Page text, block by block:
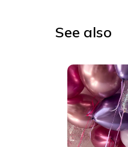
See also